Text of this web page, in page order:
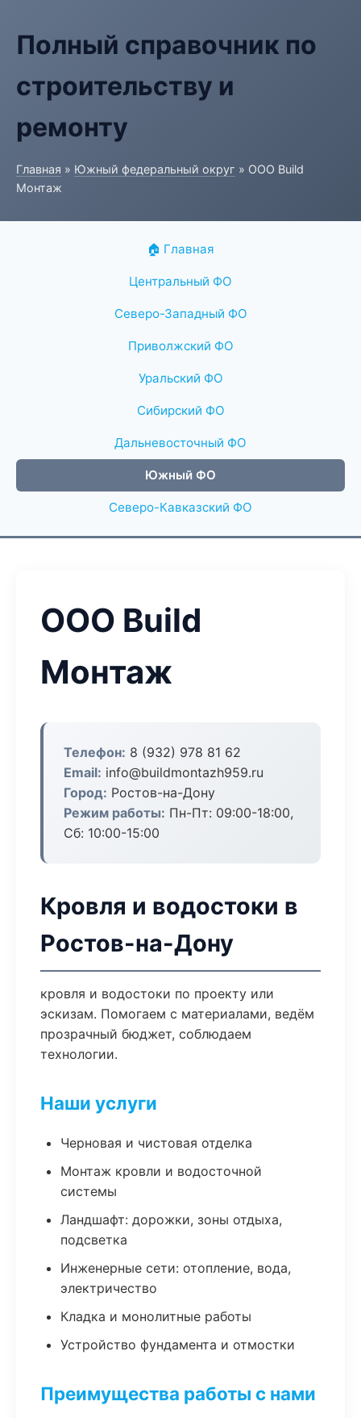
Полный справочник по
строительству и
ремонту
Главная » Южный федеральный округ » ООО Build
Монтаж
🏠 Главная
Центральный ФО
Северо-Западный ФО
Приволжский ФО
Уральский ФО
Сибирский ФО
Дальневосточный ФО
Южный ФО
Северо-Кавказский ФО
ООО Build
Монтаж
Телефон: 8 (932) 978 81 62
Email: info@buildmontazh959.ru
Город: Ростов-на-Дону
Режим работы: Пн-Пт: 09:00-18:00,
Сб: 10:00-15:00
Кровля и водостоки в
Ростов-на-Дону
кровля и водостоки по проекту или
эскизам. Помогаем с материалами, ведём
прозрачный бюджет, соблюдаем
технологии.
Наши услуги
Черновая и чистовая отделка
Монтаж кровли и водосточной
системы
Ландшафт: дорожки, зоны отдыха,
подсветка
Инженерные сети: отопление, вода,
электричество
Кладка и монолитные работы
Устройство фундамента и отмостки
Преимущества работы с нами